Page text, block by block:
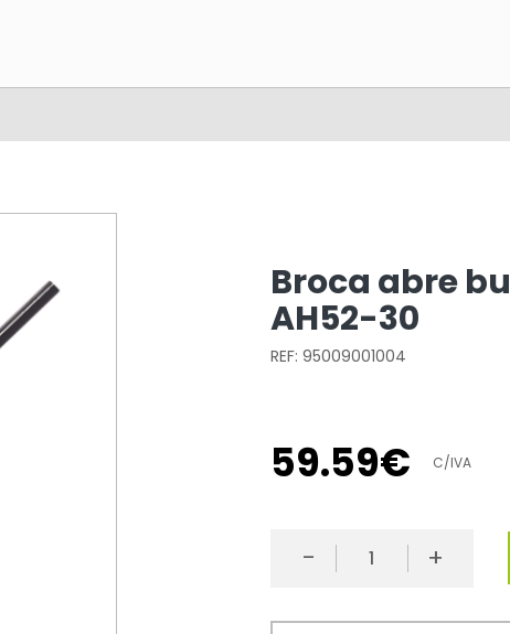
Broca abre
AH52-30
REF: 95009001004
59.59€ C/IVA
- +